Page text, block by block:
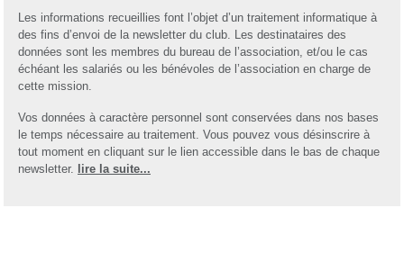
Les informations recueillies font l’objet d’un traitement informatique à
des fins d’envoi de la newsletter du club. Les destinataires des
données sont les membres du bureau de l’association, et/ou le cas
échéant les salariés ou les bénévoles de l’association en charge de
cette mission.
Vos données à caractère personnel sont conservées dans nos bases
le temps nécessaire au traitement. Vous pouvez vous désinscrire à
tout moment en cliquant sur le lien accessible dans le bas de chaque
newsletter. lire la suite...